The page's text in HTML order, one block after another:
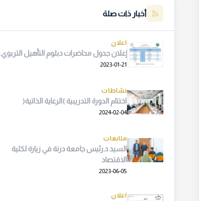
أخبار ذات صلة
اعلان
إعلان جدول محاضرات دبلوم التأهيل التربوي.
2023-01-21
نشاطات
اختتام الدورة التدريبية )الرعاية الذاتية(
2024-02-04
متابعات
السيد د.رئيس جامعة درنة في زيارة لكلية
الاقتصاد
2023-06-05
اعلان